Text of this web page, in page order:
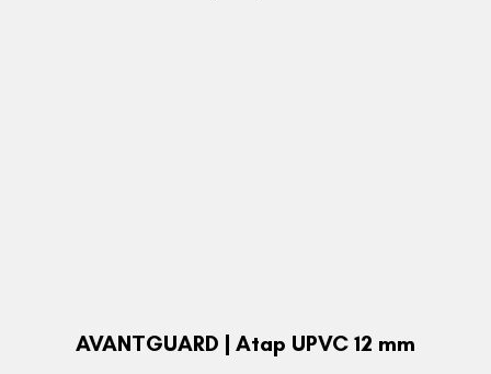
AVANTGUARD | Atap UPVC 12 mm